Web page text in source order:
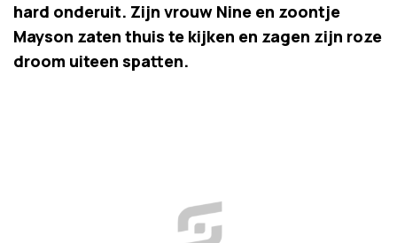
hard onderuit. Zijn vrouw Nine en zoontje
Mayson zaten thuis te kijken en zagen zijn roze
droom uiteen spatten.